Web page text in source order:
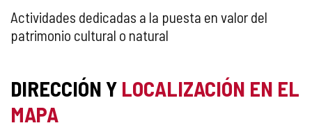
mis
cuadernos
ACTIVIDAD
TURÍSTICA
COMPLEMENTARIA
Actividades dedicadas a la puesta en valor del
patrimonio cultural o natural
DIRECCIÓN Y LOCALIZACIÓN EN EL
MAPA